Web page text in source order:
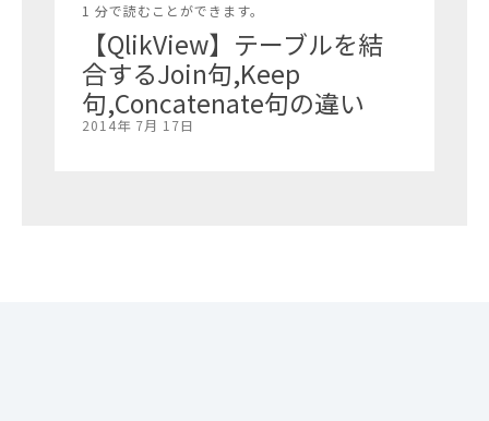
1 分で読むことができます。
【QlikView】テーブルを結
合するJoin句,Keep
句,Concatenate句の違い
2014年 7月 17日